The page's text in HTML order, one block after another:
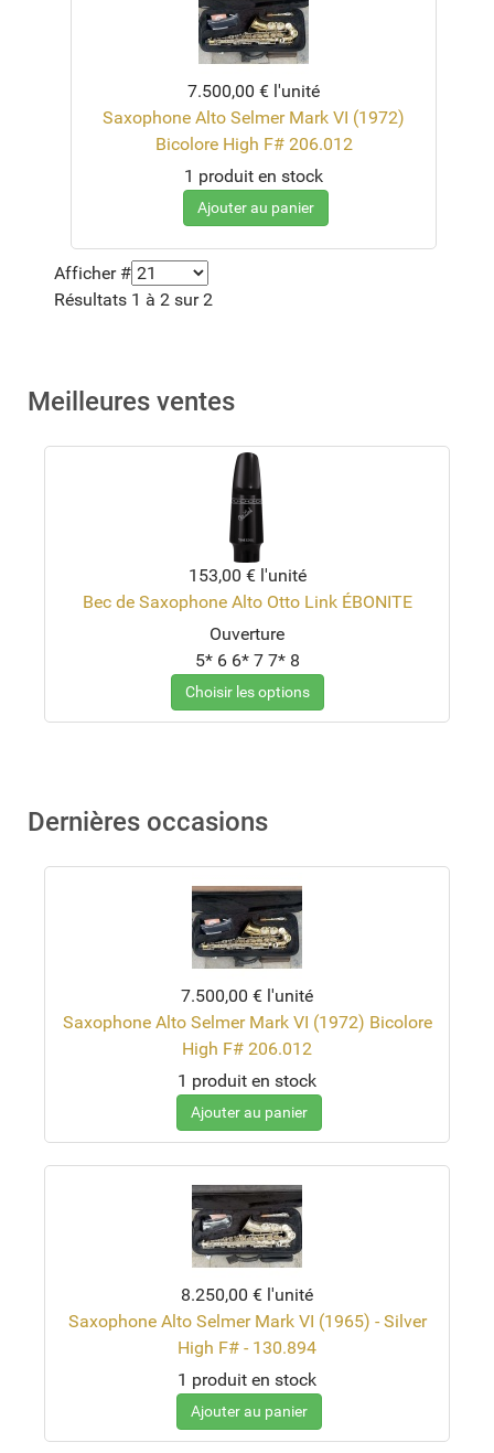
7.500,00 € l'unité
Saxophone Alto Selmer Mark VI (1972)
Bicolore High F# 206.012
1 produit en stock
Ajouter au panier
Afficher #
Résultats 1 à 2 sur 2
Meilleures ventes
153,00 € l'unité
Bec de Saxophone Alto Otto Link ÉBONITE
Ouverture
5* 6 6* 7 7* 8
Choisir les options
Dernières occasions
7.500,00 € l'unité
Saxophone Alto Selmer Mark VI (1972) Bicolore
High F# 206.012
1 produit en stock
Ajouter au panier
8.250,00 € l'unité
Saxophone Alto Selmer Mark VI (1965) - Silver
High F# - 130.894
1 produit en stock
Ajouter au panier